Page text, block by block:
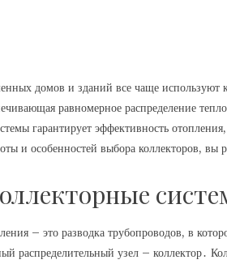
домов и зданий все чаще используют
равномерное распределение
гарантирует эффективность
и особенностей выбора коллекторов, вы
– это разводка трубопроводов, в
распределительный узел – коллектор․